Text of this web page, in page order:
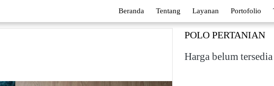
Beranda Tentang Layanan Portofolio
POLO PERTANIAN
Harga belum tersedia